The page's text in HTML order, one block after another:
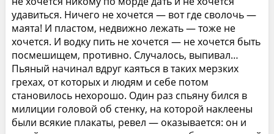
удавиться. Ничего не хочется — вот где сволочь —
маята! И пластом, недвижно лежать — тоже не
хочется. И водку пить не хочется — не хочется быть
посмешищем, противно. Случалось, выпивал…
Пьяный начинал вдруг каяться в таких мерзких
грехах, от которых и людям и себе потом
становилось нехорошо. Один раз спьяну бился в
милиции головой об стенку, на которой наклеены
были всякие плакаты, ревел — оказывается: он и